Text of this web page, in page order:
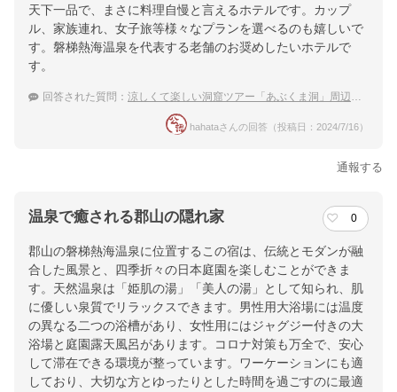
天下一品で、まさに料理自慢と言えるホテルです。カップ
ル、家族連れ、女子旅等様々なプランを選べるのも嬉しいで
す。磐梯熱海温泉を代表する老舗のお奨めしたいホテルで
す。
回答された質問： 涼しくて楽しい洞窟ツアー「あぶくま洞」周辺で宿泊できる温泉付きホテル
hahataさんの回答（投稿日：2024/7/16）
通報する
温泉で癒される郡山の隠れ家 0
郡山の磐梯熱海温泉に位置するこの宿は、伝統とモダンが融
合した風景と、四季折々の日本庭園を楽しむことができま
す。天然温泉は「姫肌の湯」「美人の湯」として知られ、肌
に優しい泉質でリラックスできます。男性用大浴場には温度
の異なる二つの浴槽があり、女性用にはジャグジー付きの大
浴場と庭園露天風呂があります。コロナ対策も万全で、安心
して滞在できる環境が整っています。ワーケーションにも適
しており、大切な方とゆったりとした時間を過ごすのに最適